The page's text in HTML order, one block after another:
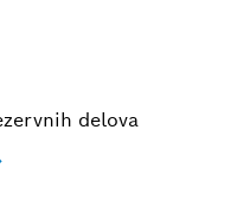
delova